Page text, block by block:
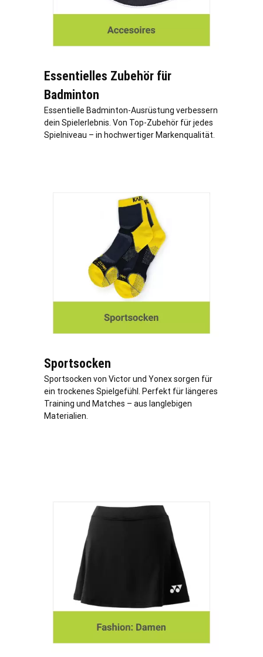
Essentielles Zubehör für
Badminton
Essentielle Badminton-Ausrüstung verbessern
dein Spielerlebnis. Von Top-Zubehör für jedes
Spielniveau – in hochwertiger Markenqualität.
Sportsocken
Sportsocken von Victor und Yonex sorgen für
ein trockenes Spielgefühl. Perfekt für längeres
Training und Matches – aus langlebigen
Materialien.